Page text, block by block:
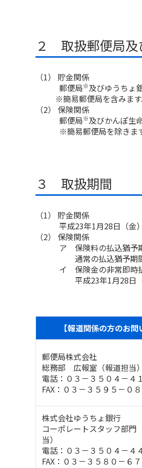
２ 取扱郵便局及
（1） 貯金関係
郵便局※及びゆうちょ
※簡易郵便局を含みます。
（2） 保険関係
郵便局※及びかんぽ生
※簡易郵便局を除きます
３ 取扱期間
（1） 貯金関係
平成23年1月28日（金）
（2） 保険関係
ア 保険料の払込猶予
通常の払込猶予期間を
イ 保険金の非常即時払
平成23年1月28日（金
【報道関係の方のお問
郵便局株式会社
総務部 広報室（報道担当）
電話：０３－３５０４－４
FAX：０３－３５９５－０
株式会社ゆうちょ銀行
コーポレートスタッフ部
当）
電話：０３－３５０４－４
FAX：０３－３５８０－６